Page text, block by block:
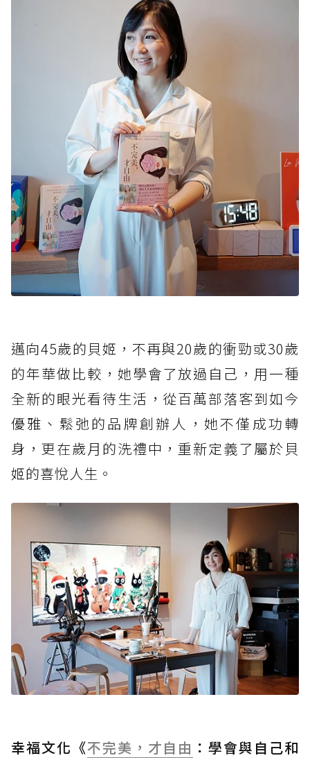
邁向45歲的貝姬，不再與20歲的衝勁或30歲
的年華做比較，她學會了放過自己，用一種
全新的眼光看待生活，從百萬部落客到如今
優雅、鬆弛的品牌創辦人，她不僅成功轉
身，更在歲月的洗禮中，重新定義了屬於貝
姬的喜悅人生。
幸福文化《不完美，才自由 ：學會與自己和